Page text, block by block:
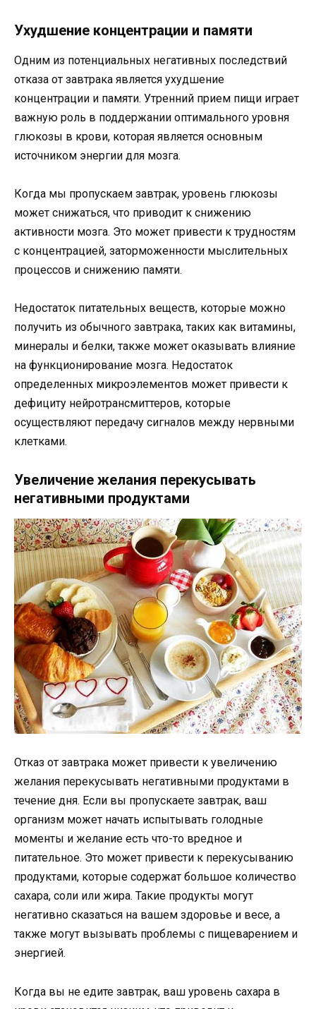
Ухудшение концентрации и памяти
Одним из потенциальных негативных последствий
отказа от завтрака является ухудшение
концентрации и памяти. Утренний прием пищи играет
важную роль в поддержании оптимального уровня
глюкозы в крови, которая является основным
источником энергии для мозга.
Когда мы пропускаем завтрак, уровень глюкозы
может снижаться, что приводит к снижению
активности мозга. Это может привести к трудностям
с концентрацией, заторможенности мыслительных
процессов и снижению памяти.
Недостаток питательных веществ, которые можно
получить из обычного завтрака, таких как витамины,
минералы и белки, также может оказывать влияние
на функционирование мозга. Недостаток
определенных микроэлементов может привести к
дефициту нейротрансмиттеров, которые
осуществляют передачу сигналов между нервными
клетками.
Увеличение желания перекусывать
негативными продуктами
Отказ от завтрака может привести к увеличению
желания перекусывать негативными продуктами в
течение дня. Если вы пропускаете завтрак, ваш
организм может начать испытывать голодные
моменты и желание есть что-то вредное и
питательное. Это может привести к перекусыванию
продуктами, которые содержат большое количество
сахара, соли или жира. Такие продукты могут
негативно сказаться на вашем здоровье и весе, а
также могут вызывать проблемы с пищеварением и
энергией.
Когда вы не едите завтрак, ваш уровень сахара в